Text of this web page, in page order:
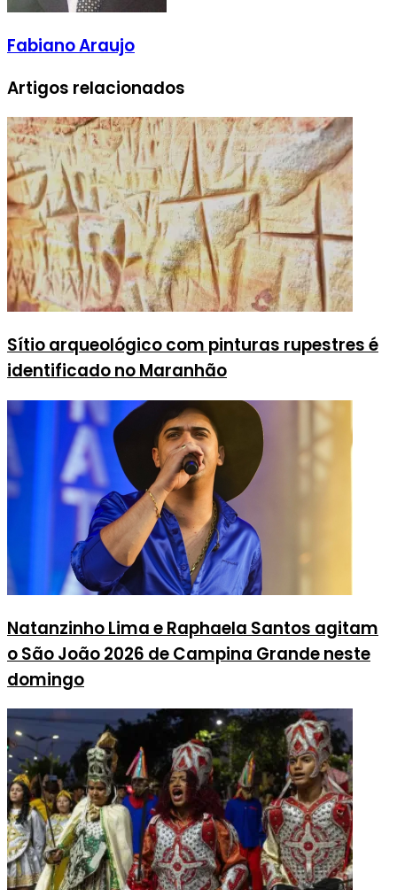
Fabiano Araujo
Artigos relacionados
Sítio arqueológico com pinturas rupestres é
identificado no Maranhão
Natanzinho Lima e Raphaela Santos agitam
o São João 2026 de Campina Grande neste
domingo